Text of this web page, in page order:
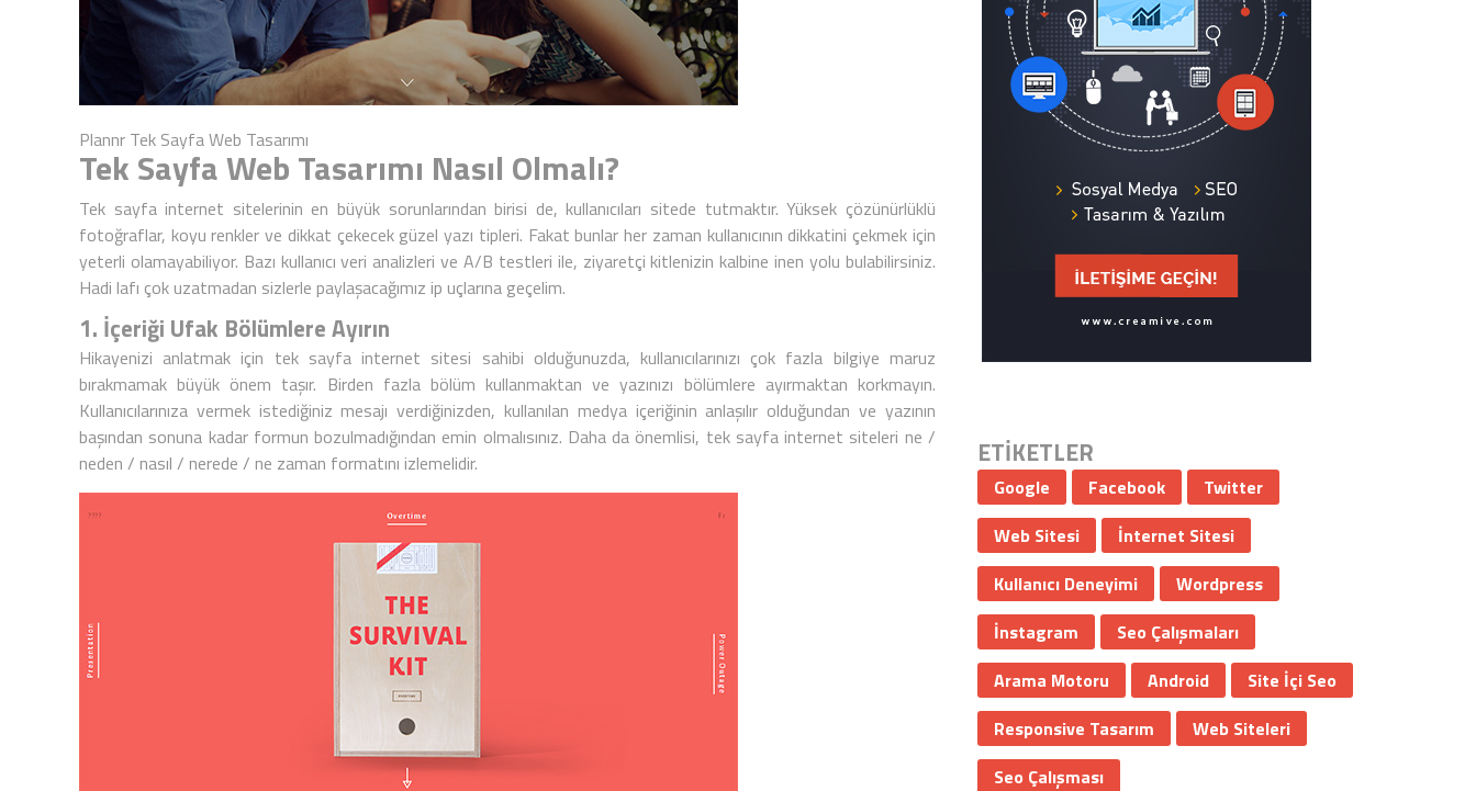
Plannr Tek Sayfa Web Tasarımı
Tek Sayfa Web Tasarımı Nasıl Olmalı?
Tek sayfa internet sitelerinin en büyük sorunlarından birisi de, kullanıcıları sitede tutmaktır. Yüksek çözünürlüklü
fotoğraflar, koyu renkler ve dikkat çekecek güzel yazı tipleri. Fakat bunlar her zaman kullanıcının dikkatini çekmek için
yeterli olamayabiliyor. Bazı kullanıcı veri analizleri ve A/B testleri ile, ziyaretçi kitlenizin kalbine inen yolu bulabilirsiniz.
Hadi lafı çok uzatmadan sizlerle paylaşacağımız ip uçlarına geçelim.
1. İçeriği Ufak Bölümlere Ayırın
Hikayenizi anlatmak için tek sayfa internet sitesi sahibi olduğunuzda, kullanıcılarınızı çok fazla bilgiye maruz
bırakmamak büyük önem taşır. Birden fazla bölüm kullanmaktan ve yazınızı bölümlere ayırmaktan korkmayın.
Kullanıcılarınıza vermek istediğiniz mesajı verdiğinizden, kullanılan medya içeriğinin anlaşılır olduğundan ve yazının
başından sonuna kadar formun bozulmadığından emin olmalısınız. Daha da önemlisi, tek sayfa internet siteleri ne /
neden / nasıl / nerede / ne zaman formatını izlemelidir.
ETİKETLER
Google Facebook
Twitter
Web Sitesi
İnternet Sitesi
Kullanıcı Deneyimi
Wordpress
İnstagram
Seo Çalışmaları
Arama Motoru
Android
Site İçi Seo
Responsive Tasarım
Web Siteleri
Seo Çalışması